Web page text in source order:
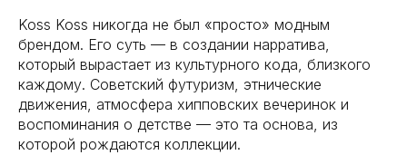
Koss Koss никогда не был «просто» модным
брендом. Его суть — в создании нарратива,
который вырастает из культурного кода, близкого
каждому. Советский футуризм, этнические
движения, атмосфера хипповских вечеринок и
воспоминания о детстве — это та основа, из
которой рождаются коллекции.